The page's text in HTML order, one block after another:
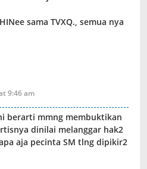
sama TVXQ., semua nya
9:46 am
berarti mmng membuktikan
dinilai melanggar hak2
aja pecinta SM tlng dipikir2